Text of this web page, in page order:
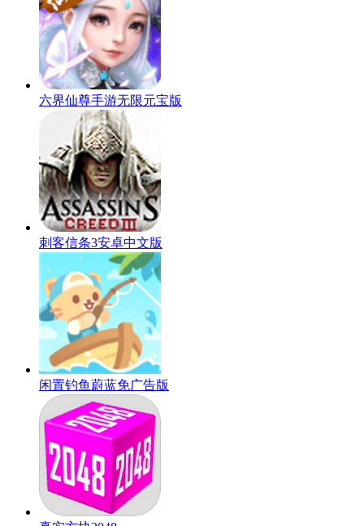
六界仙尊手游无限元宝版
刺客信条3安卓中文版
闲置钓鱼蔚蓝免广告版